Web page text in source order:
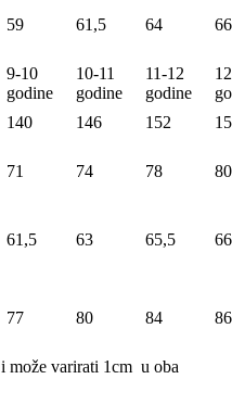
59 61,5 64 66
9-10
godine
10-11
godine
11-12
godine
140 146 152
71 74 78 80
61,5 63 65,5
77 80 84 86
i može varirati 1cm u oba